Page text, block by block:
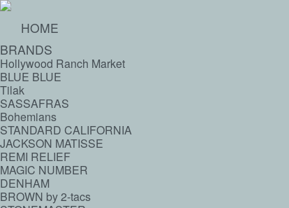
HOME
BRANDS
Hollywood Ranch Market
BLUE BLUE
Tilak
SASSAFRAS
Bohemians
STANDARD CALIFORNIA
JACKSON MATISSE
REMI RELIEF
MAGIC NUMBER
DENHAM
BROWN by 2-tacs